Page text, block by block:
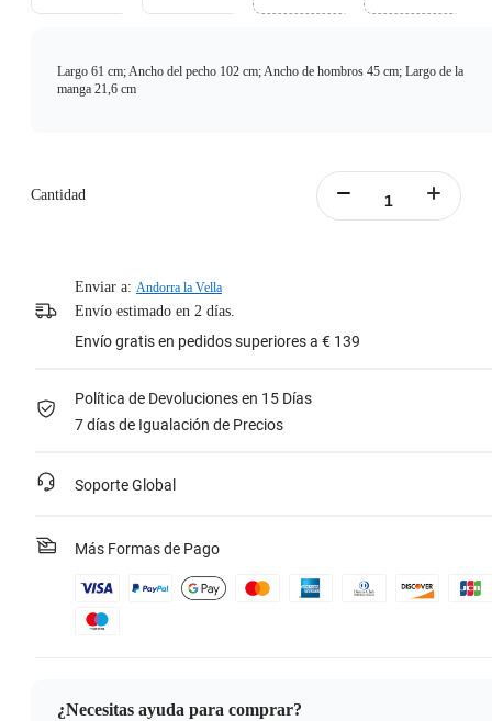
Largo 61 cm; Ancho del pecho 102 cm; Ancho de hombros 45 cm; Largo de la
manga 21,6 cm
Cantidad
Enviar a: Andorra la Vella
Envío estimado en 2 días.
Envío gratis en pedidos superiores a € 139
Política de Devoluciones en 15 Días
7 días de Igualación de Precios
Soporte Global
Más Formas de Pago
¿Necesitas ayuda para comprar?